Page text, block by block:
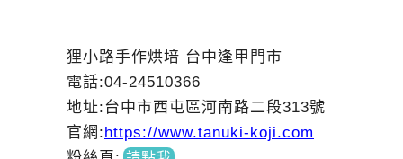
狸小路手作烘培 台中逢甲門市
電話:04-24510366
地址:台中市西屯區河南路二段313號
官網:https://www.tanuki-koji.com